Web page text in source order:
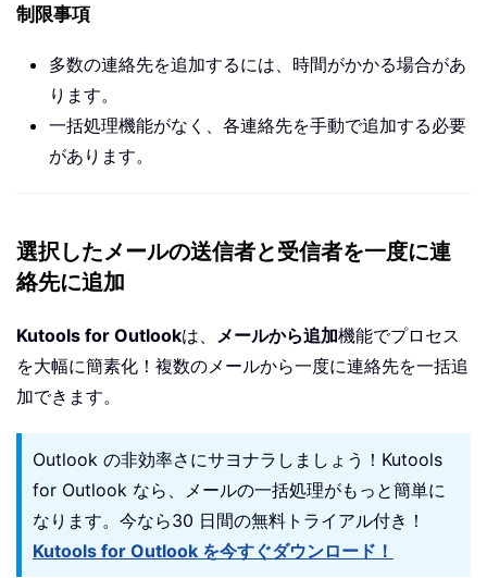
制限事項
多数の連絡先を追加するには、時間がかかる場合があ
ります。
一括処理機能がなく、各連絡先を手動で追加する必要
があります。
選択したメールの送信者と受信者を一度に連
絡先に追加
Kutools for Outlookは、 メールから追加機能でプロセス
を大幅に簡素化！複数のメールから一度に連絡先を一括追
加できます。
Outlook の非効率さにサヨナラしましょう！Kutools
for Outlook なら、メールの一括処理がもっと簡単に
なります。今なら30 日間の無料トライアル付き！
Kutools for Outlook を今すぐダウンロード！